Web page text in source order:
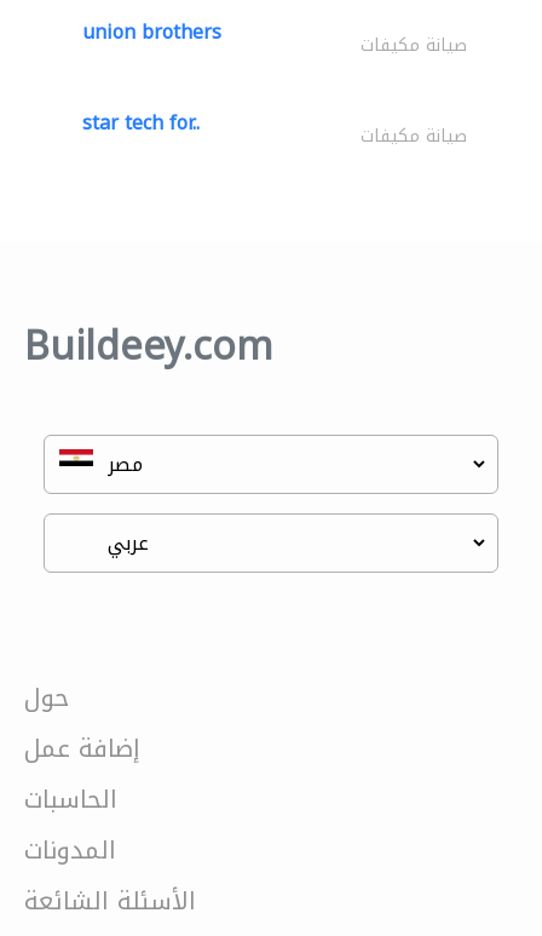
union brothers صيانة مكيفات
star tech for.. صيانة مكيفات
Buildeey.com
حول
إضافة عمل
الحاسبات
المدونات
الأسئلة الشائعة